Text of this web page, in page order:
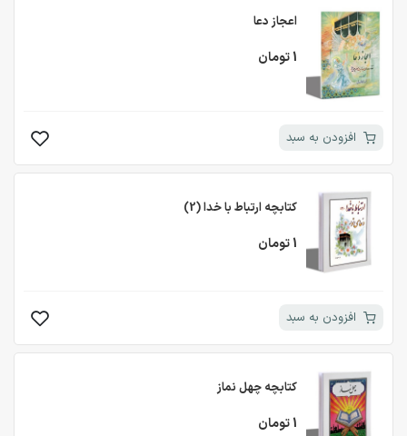
اعجاز دعا
1 تومان
افزودن به سبد
کتابچه ارتباط با خدا (2)
1 تومان
افزودن به سبد
کتابچه چهل نماز
1 تومان